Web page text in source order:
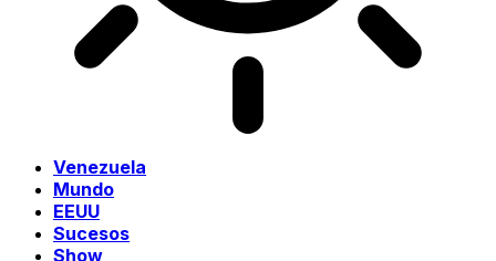
Venezuela
Mundo
EEUU
Sucesos
Show